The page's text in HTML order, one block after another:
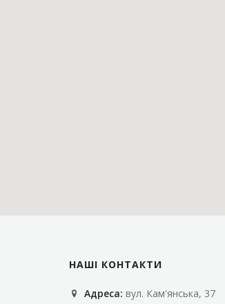
НАШІ КОНТАКТИ
Адреса: вул. Кам'янська, 37